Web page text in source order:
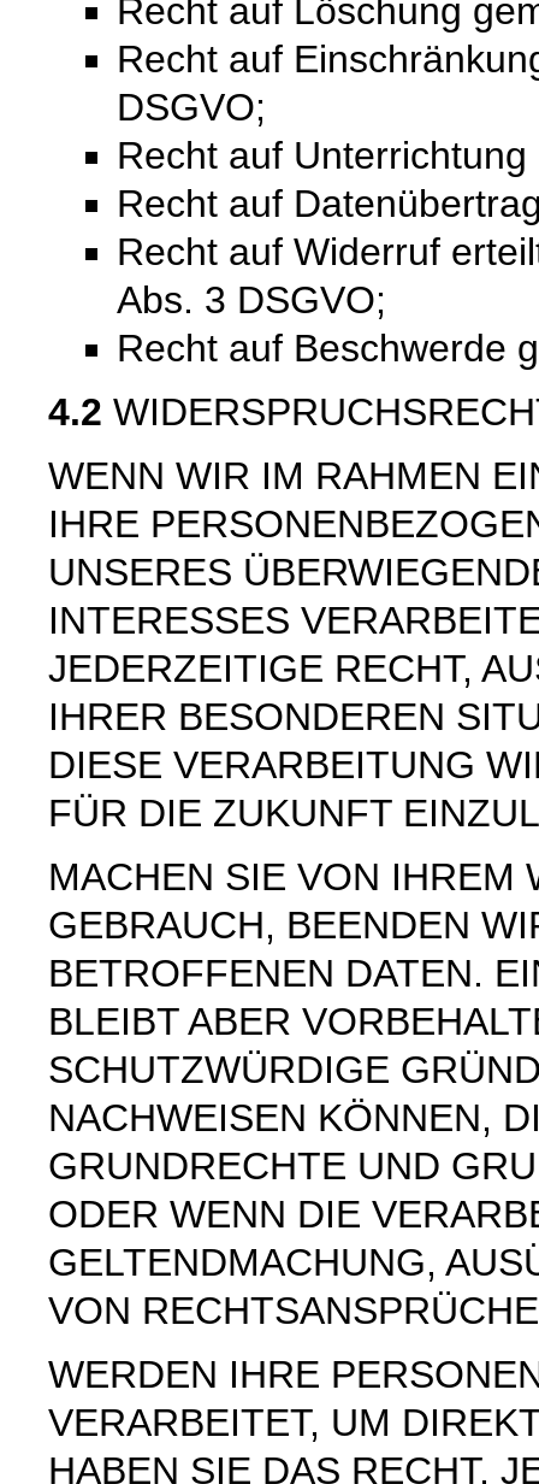
Recht auf Löschung
Recht auf
DSGVO;
Recht auf
Recht auf
Recht auf Widerruf
Abs. 3 DSGVO;
Recht auf Beschwerde
4.2
WENN WIR IM RAHMEN
IHRE
UNSERES
INTERESSES
JEDERZEITIGE RECHT,
IHRER BESONDEREN
DIESE VERARBEITUNG
FÜR DIE ZUKUNFT
MACHEN SIE VON IHREM
GEBRAUCH, BEENDEN
BETROFFENEN DATEN.
BLEIBT ABER
SCHUTZWÜRDIGE
NACHWEISEN KÖNNEN,
GRUNDRECHTE UND
ODER WENN DIE
GELTENDMACHUNG,
VON
WERDEN IHRE
VERARBEITET, UM
HABEN SIE DAS RECHT,